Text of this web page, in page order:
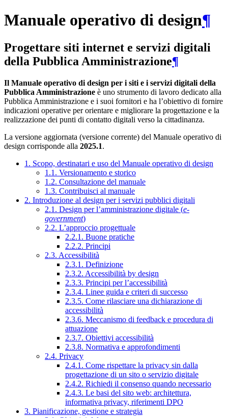
Manuale operativo di design¶
Progettare siti internet e servizi digitali
della Pubblica Amministrazione¶
Il Manuale operativo di design per i siti e i servizi digitali della
Pubblica Amministrazione è uno strumento di lavoro dedicato alla
Pubblica Amministrazione e i suoi fornitori e ha l’obiettivo di fornire
indicazioni operative per orientare e migliorare la progettazione e la
realizzazione dei punti di contatto digitali verso la cittadinanza.
La versione aggiornata (versione corrente) del Manuale operativo di
design corrisponde alla 2025.1.
1. Scopo, destinatari e uso del Manuale operativo di design
1.1. Versionamento e storico
1.2. Consultazione del manuale
1.3. Contribuisci al manuale
2. Introduzione al design per i servizi pubblici digitali
2.1. Design per l’amministrazione digitale (e-
government)
2.2. L’approccio progettuale
2.2.1. Buone pratiche
2.2.2. Principi
2.3. Accessibilità
2.3.1. Definizione
2.3.2. Accessibilità by design
2.3.3. Principi per l’accessibilità
2.3.4. Linee guida e criteri di successo
2.3.5. Come rilasciare una dichiarazione di
accessibilità
2.3.6. Meccanismo di feedback e procedura di
attuazione
2.3.7. Obiettivi accessibilità
2.3.8. Normativa e approfondimenti
2.4. Privacy
2.4.1. Come rispettare la privacy sin dalla
progettazione di un sito o servizio digitale
2.4.2. Richiedi il consenso quando necessario
2.4.3. Le basi del sito web: architettura,
informativa privacy, riferimenti DPO
3. Pianificazione, gestione e strategia